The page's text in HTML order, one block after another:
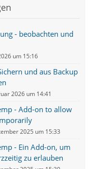
- beobachten und
um 15:16
und aus Backup
2026 um 14:41
- Add-on to allow
2025 um 15:33
- Ein Add-on, um
zu erlauben